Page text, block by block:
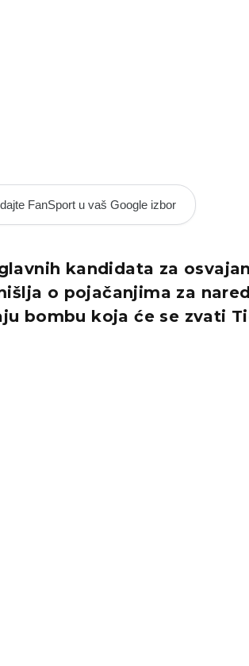
FanSport u vaš Google izbor
kandidata za
o pojačanjima za
bombu koja će se zvati